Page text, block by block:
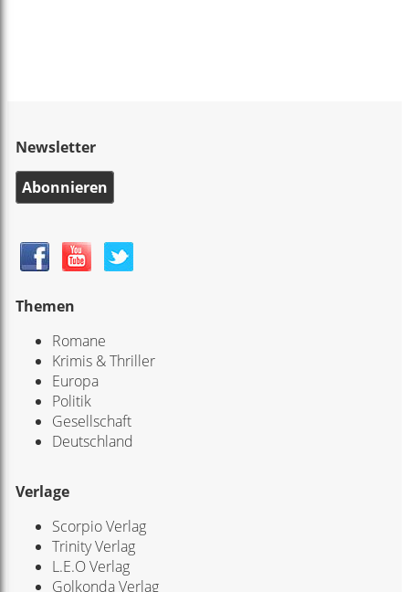
Newsletter
Abonnieren
Themen
Romane
Krimis & Thriller
Europa
Politik
Gesellschaft
Deutschland
Verlage
Scorpio Verlag
Trinity Verlag
L.E.O Verlag
Golkonda Verlag